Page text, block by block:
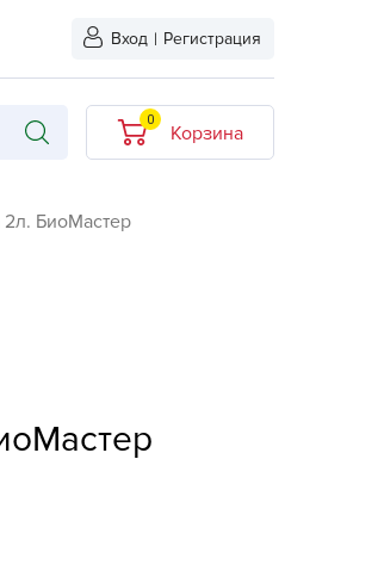
Вход | Регистрация
0
Корзина
товаров
2л. БиоМастер